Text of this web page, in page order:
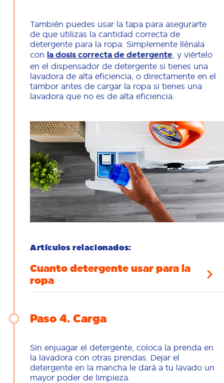
También puedes usar la tapa para asegurarte
de que utilizas la cantidad correcta de
detergente para la ropa. Simplemente llénala
con la dosis correcta de detergente , y viértelo
en el dispensador de detergente si tienes una
lavadora de alta eficiencia, o directamente en el
tambor antes de cargar la ropa si tienes una
lavadora que no es de alta eficiencia.
Artículos relacionados:
Cuanto detergente usar para la
ropa
Paso 4 Carga
Sin enjuagar el detergente, coloca la prenda en
la lavadora con otras prendas. Dejar el
detergente en la mancha le dará a tu lavado un
mayor poder de limpieza.